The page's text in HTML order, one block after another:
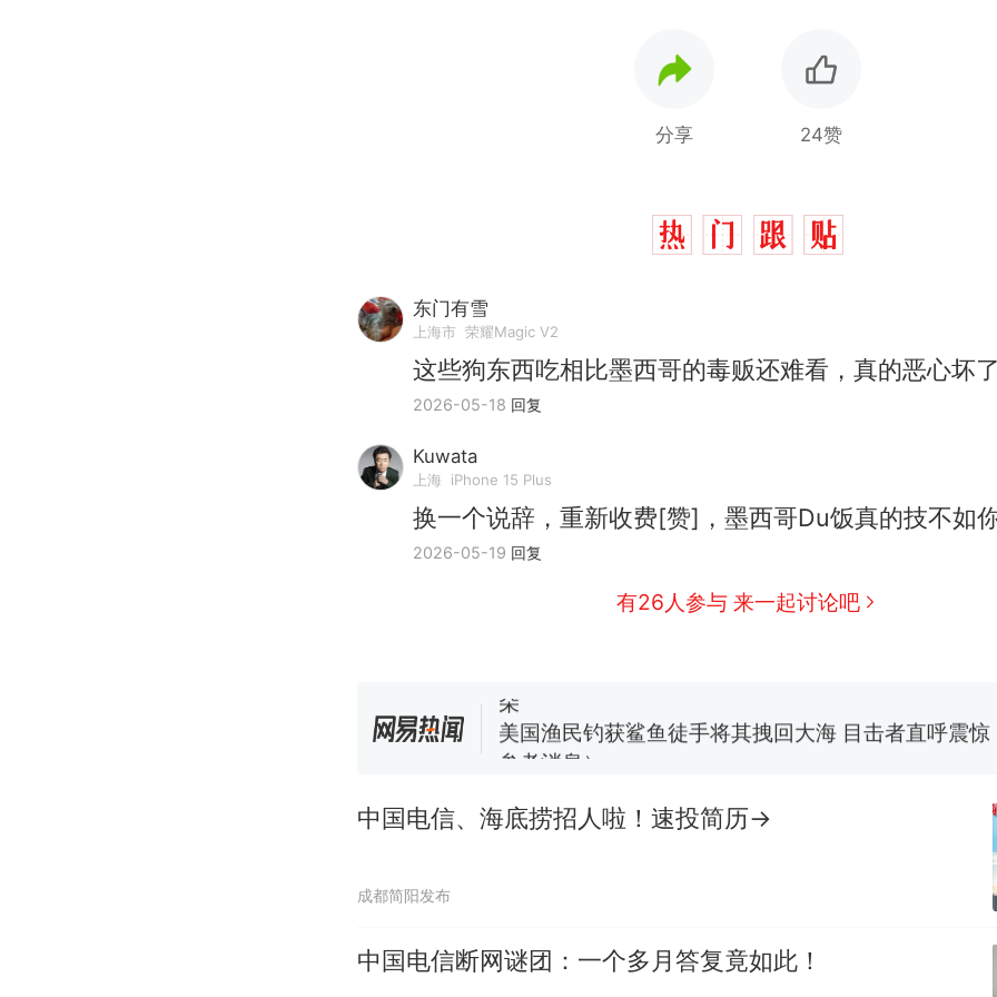
分享 24赞
东门有雪
上海市 荣耀Magic V2
这些狗东西吃相比墨西哥的毒贩还难看，真的恶心坏了
2026-05-18 回复
Kuwata
上海 iPhone 15 Plus
换一个说辞，重新收费[赞]，墨西哥Du饭真的技不如
2026-05-19 回复
有26人参与 来一起讨论吧
热 制裁瓜子饺子，美国怕什么？
新 那个在床头放菜刀的女孩，因老师一句“跟我回家”
费大厨“全国小炒肉大王”称号，仅凭视频评出？中国
美国渔民钓获鲨鱼徒手将其拽回大海 目击者直呼震惊
参考消息）
中国电信、海底捞招人啦！速投简历→
成都简阳发布
中国电信断网谜团：一个多月答复竟如此！